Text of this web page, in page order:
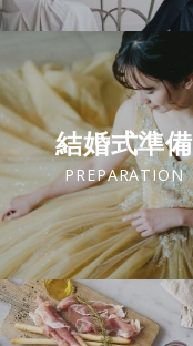
結婚式準備
PREPARATION